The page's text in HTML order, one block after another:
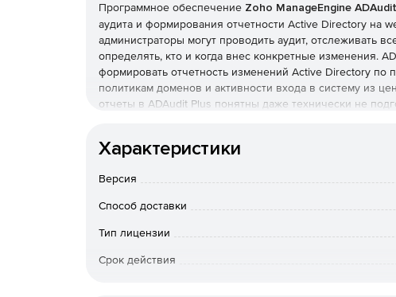
Программное обеспечение Zoho ManageEngine
аудита и формирования отчетности Active Directory на
администраторы могут проводить аудит, отслеживать
определять, кто и когда внес конкретные изменения.
формировать отчетность изменений Active Directory по
политикам доменов и активности входа в систему из
отчеты в ADAudit Plus понятны даже технически не
Настройка правил фильтрации и рассылки
Возможность отслеживать изменения в Active
Характеристики
Версия
Способ доставки
Тип лицензии
Срок действия